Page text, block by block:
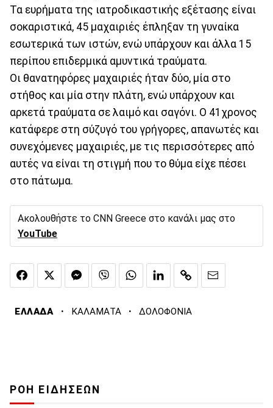
Τα ευρήματα της ιατροδικαστικής εξέτασης είναι
σοκαριστικά, 45 μαχαιριές έπληξαν τη γυναίκα
εσωτερικά των ιστών, ενώ υπάρχουν και άλλα 15
περίπου επιδερμικά αμυντικά τραύματα.
Οι θανατηφόρες μαχαιριές ήταν δύο, μία στο
στήθος και μία στην πλάτη, ενώ υπάρχουν και
αρκετά τραύματα σε λαιμό και σαγόνι. Ο 41χρονος
κατάφερε στη σύζυγό του γρήγορες, απανωτές και
συνεχόμενες μαχαιριές, με τις περισσότερες από
αυτές να είναι τη στιγμή που το θύμα είχε πέσει
στο πάτωμα.
Ακολουθήστε το CNN Greece στο κανάλι μας στο
YouTube
ΕΛΛΑΔΑ · ΚΑΛΑΜΑΤΑ · ΔΟΛΟΦΟΝΙΑ
ΡΟΗ ΕΙΔΗΣΕΩΝ